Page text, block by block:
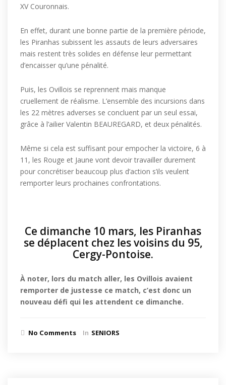
XV Couronnais.
En effet, durant une bonne partie de la première période,
les Piranhas subissent les assauts de leurs adversaires
mais restent très solides en défense leur permettant
d’encaisser qu’une pénalité.
Puis, les Ovillois se reprennent mais manque
cruellement de réalisme. L’ensemble des incursions dans
les 22 mètres adverses se concluent par un seul essai,
grâce à l’ailier Valentin BEAUREGARD, et deux pénalités.
Même si cela est suffisant pour empocher la victoire, 6 à
11, les Rouge et Jaune vont devoir travailler durement
pour concrétiser beaucoup plus d’action s’ils veulent
remporter leurs prochaines confrontations.
Ce dimanche 10 mars, les Piranhas
se déplacent chez les voisins du 95,
Cergy-Pontoise.
À noter, lors du match aller, les Ovillois avaient
remporter de justesse ce match, c’est donc un
nouveau défi qui les attendent ce dimanche.
No Comments In SENIORS